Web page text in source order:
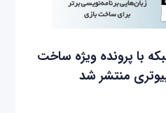
شبکه با پرونده ویژه ساخت
منتشر شد